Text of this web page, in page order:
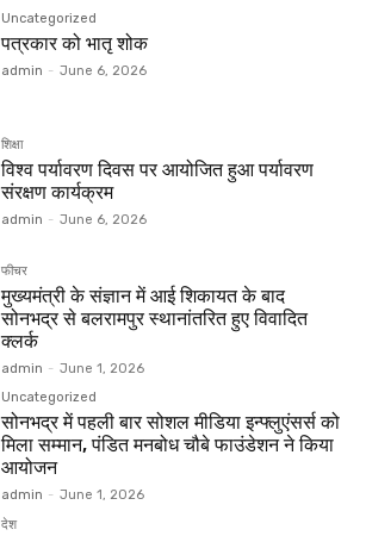
Uncategorized
पत्रकार को भातृ शोक
admin - June 6, 2026
शिक्षा
विश्व पर्यावरण दिवस पर आयोजित हुआ पर्यावरण
संरक्षण कार्यक्रम
admin - June 6, 2026
फीचर
मुख्यमंत्री के संज्ञान में आई शिकायत के बाद
सोनभद्र से बलरामपुर स्थानांतरित हुए विवादित
क्लर्क
admin - June 1, 2026
Uncategorized
सोनभद्र में पहली बार सोशल मीडिया इन्फ्लुएंसर्स को
मिला सम्मान, पंडित मनबोध चौबे फाउंडेशन ने किया
आयोजन
admin - June 1, 2026
देश